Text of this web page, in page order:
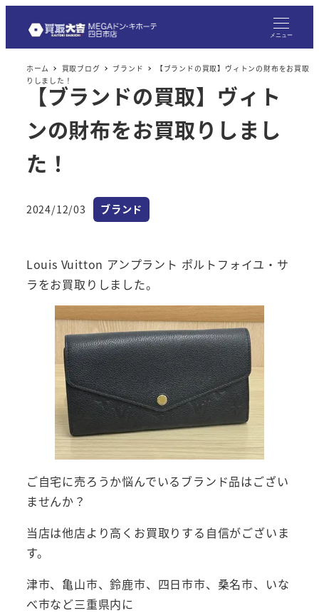
メニュー
ホーム 買取ブログ ブランド
【ブランドの買取】ヴィトンの財布をお買取
りしました！
【ブランドの買取】ヴィト
ンの財布をお買取りしまし
た！
投稿日
2024/12/03 カテゴリー
ブランド
Louis Vuitton アンプラント ポルトフォイユ・サ
ラをお買取りしました。
ご自宅に売ろうか悩んでいるブランド品はござい
ませんか？
当店は他店より高くお買取りする自信がございま
す。
津市、亀山市、鈴鹿市、四日市市、桑名市、いな
べ市など三重県内に